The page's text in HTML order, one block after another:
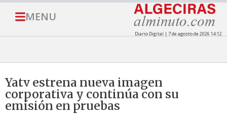
MENU
Diario Digital | 7 de agosto de 2026 14:12
Yatv estrena nueva imagen
corporativa y continúa con su
emisión en pruebas